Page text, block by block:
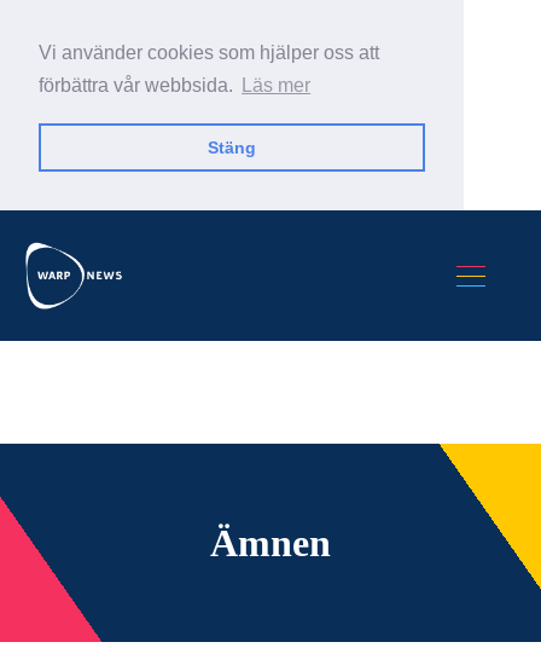
Vi använder cookies som hjälper oss att
förbättra vår webbsida.
Läs mer
Stäng
Ämnen